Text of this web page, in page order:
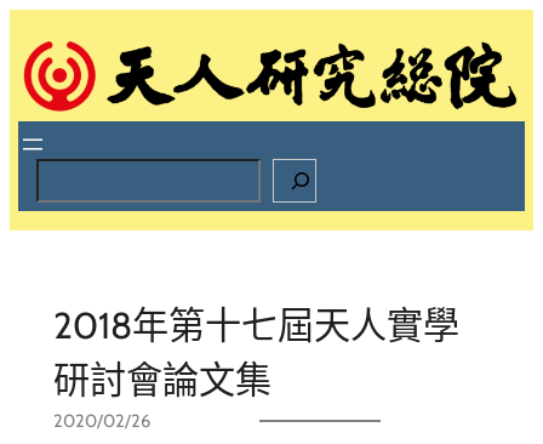
主
內
容
e
2018年第十七屆天人實學
研討會論文集
2020/02/26